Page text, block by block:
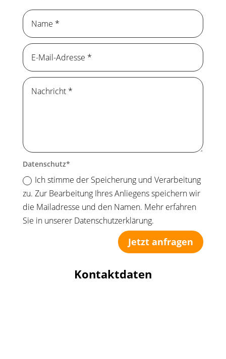
Datenschutz
Ich stimme der Speicherung und Verarbeitung
zu. Zur Bearbeitung Ihres Anliegens speichern wir
die Mailadresse und den Namen. Mehr erfahren
Sie in unserer Datenschutzerklärung.
Jetzt anfragen
Kontaktdaten